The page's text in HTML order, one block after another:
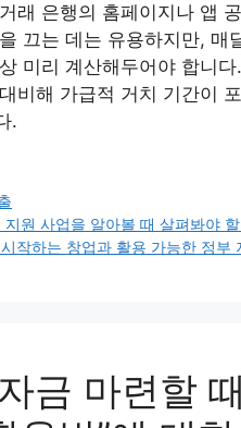
래 은행의 홈페이지나 앱
끄는 데는 유용하지만, 매
미리 계산해두어야 합니
비해 가급적 거치 기간이
.
지원 사업을 알아볼 때 살펴봐야
작하는 창업과 활용 가능한 정부
금 마련할